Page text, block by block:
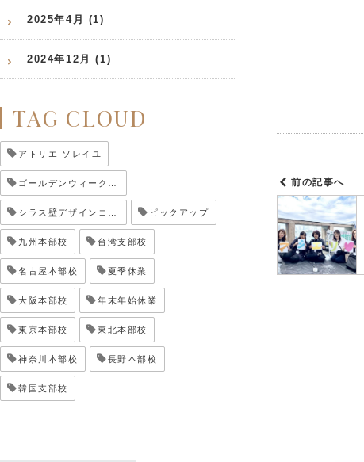
前の記事へ
2025年4月 (1)
2024年12月 (1)
TAG CLOUD
アトリエ ソレイユ
ゴールデンウィーク休業
シラス壁デザインコンテスト ピックアップ
九州本部校 台湾支部校
名古屋本部校 夏季休業
大阪本部校 年末年始休業
東京本部校 東北本部校
神奈川本部校 長野本部校
韓国支部校